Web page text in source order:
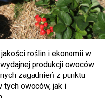
jakości roślin i ekonomii w
produkcji owoców
zagadnień z punktu
tych owoców, jak i